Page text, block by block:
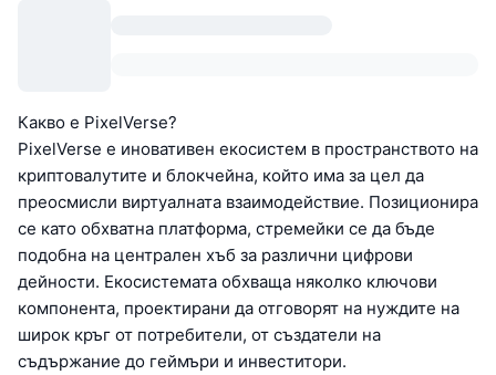
Какво е PixelVerse?
PixelVerse е иновативен екосистем в пространството на
криптовалутите и блокчейна, който има за цел да
преосмисли виртуалната взаимодействие. Позиционира
се като обхватна платформа, стремейки се да бъде
подобна на централен хъб за различни цифрови
дейности. Екосистемата обхваща няколко ключови
компонента, проектирани да отговорят на нуждите на
широк кръг от потребители, от създатели на
съдържание до геймъри и инвеститори.